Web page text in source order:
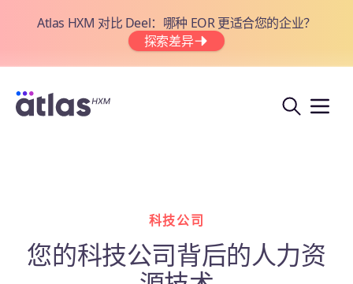
Atlas HXM 对比 Deel：哪种 EOR 更适合您的企业？
探索差异
科技公司
您的科技公司背后的人力资